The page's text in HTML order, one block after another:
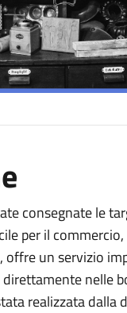
consegnate le
per il
offre un servizio
nelle
realizzata dalla